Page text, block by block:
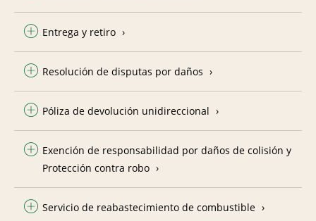
Entrega y retiro
Resolución de disputas por daños
Póliza de devolución unidireccional
Exención de responsabilidad por daños de colisión y
Protección contra robo
Servicio de reabastecimiento de combustible